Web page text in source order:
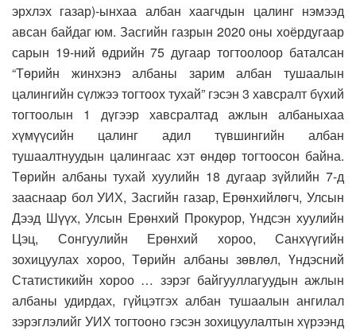
эрхлэх газар)-ынхаа албан хаагчдын цалинг нэмээд
авсан байдаг юм. Засгийн газрын 2020 оны хоёрдугаар
сарын 19-ний өдрийн 75 дугаар тогтоолоор баталсан
“Төрийн жинхэнэ албаны зарим албан тушаалын
цалингийн сүлжээ тогтоох тухай” гэсэн 3 хавсралт бүхий
тогтоолын 1 дүгээр хавсралтад ажлын албаныхаа
хүмүүсийн цалинг адил түвшингийн албан
тушаалтнуудын цалингаас хэт өндөр тогтоосон байна.
Төрийн албаны тухай хуулийн 18 дугаар зүйлийн 7-д
зааснаар бол УИХ, Засгийн газар, Ерөнхийлөгч, Улсын
Дээд Шүүх, Улсын Ерөнхий Прокурор, Үндсэн хуулийн
Цэц, Сонгуулийн Ерөнхий хороо, Санхүүгийн
зохицуулах хороо, Төрийн албаны зөвлөл, Үндэсний
Статистикийн хороо … зэрэг байгууллагуудын ажлын
албаны удирдах, гүйцэтгэх албан тушаалын ангилал
зэрэглэлийг УИХ тогтооно гэсэн зохицуулалтын хүрээнд